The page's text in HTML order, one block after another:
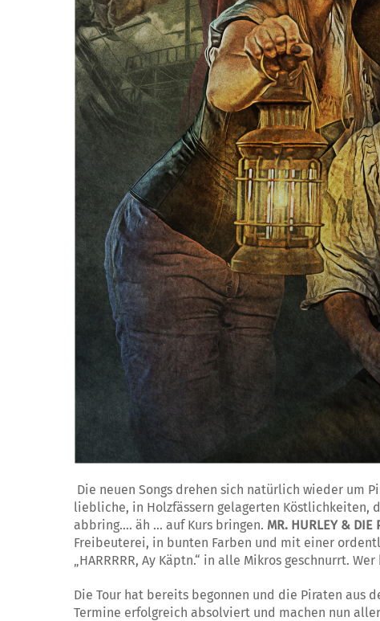
Die neuen Songs drehen sich natürlich wieder um
liebliche, in Holzfässern gelagerten Köstlichkeiten,
abbring…. äh … auf Kurs bringen. MR. HURLEY & DIE
Freibeuterei, in bunten Farben und mit einer
„HARRRRR, Ay Käptn.“ in alle Mikros geschnurrt.
Die Tour hat bereits begonnen und die Piraten aus
Termine erfolgreich absolviert und machen nun